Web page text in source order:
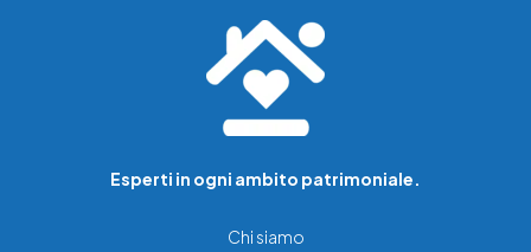
Esperti in ogni ambito patrimoniale.
Chi siamo